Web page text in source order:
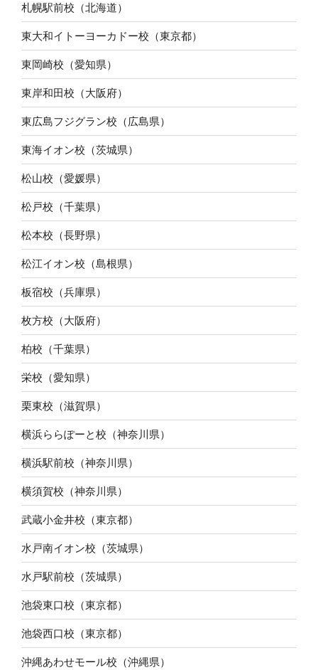
札幌駅前校（北海道）
東大和イトーヨーカドー校（東京都）
東岡崎校（愛知県）
東岸和田校（大阪府）
東広島フジグラン校（広島県）
東海イオン校（茨城県）
松山校（愛媛県）
松戸校（千葉県）
松本校（長野県）
松江イオン校（島根県）
板宿校（兵庫県）
枚方校（大阪府）
柏校（千葉県）
栄校（愛知県）
栗東校（滋賀県）
横浜ららぽーと校（神奈川県）
横浜駅前校（神奈川県）
横須賀校（神奈川県）
武蔵小金井校（東京都）
水戸南イオン校（茨城県）
水戸駅前校（茨城県）
池袋東口校（東京都）
池袋西口校（東京都）
沖縄あわせモール校（沖縄県）